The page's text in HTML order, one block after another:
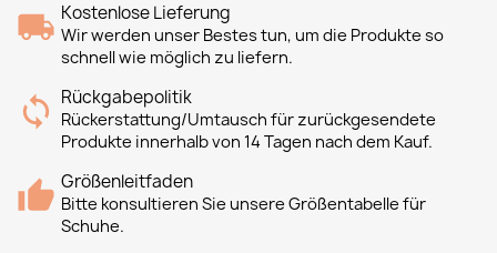
Kostenlose Lieferung
Wir werden unser Bestes tun, um die Produkte so
schnell wie möglich zu liefern.
Rückgabepolitik
Rückerstattung/Umtausch für zurückgesendete
Produkte innerhalb von 14 Tagen nach dem Kauf.
Größenleitfaden
Bitte konsultieren Sie unsere Größentabelle für
Schuhe.